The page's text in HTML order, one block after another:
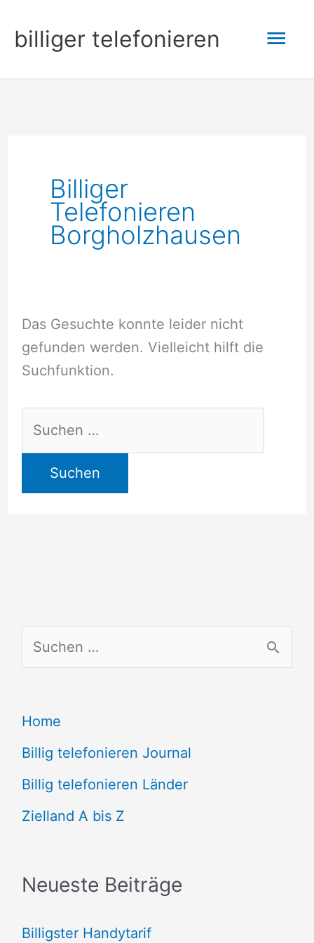
Inhalt
springen
billiger telefonieren
Billiger
Telefonieren
Borgholzhausen
Das Gesuchte konnte leider nicht
gefunden werden. Vielleicht hilft die
Suchfunktion.
nach:
u
h
e
n
n
h
Home
Billig telefonieren Journal
Billig telefonieren Länder
Zielland A bis Z
Neueste Beiträge
Billigster Handytarif